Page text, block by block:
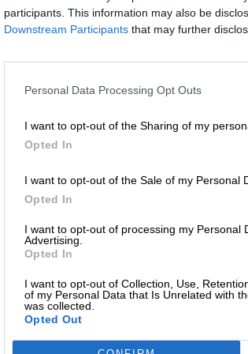
participants. This information may also be
Downstream Participants that may further
Personal Data Processing Opt Outs
I want to opt-out of the Sharing of my
Opted In
I want to opt-out of the Sale of my Personal
Opted In
I want to opt-out of processing my Personal
Advertising.
Opted In
I want to opt-out of Collection, Use,
of my Personal Data that Is Unrelated with
was collected.
Opted Out
Por
Más artículos de este autor
miércoles, 27 de mayo de 2020
un hombre
Más artículos de este autor